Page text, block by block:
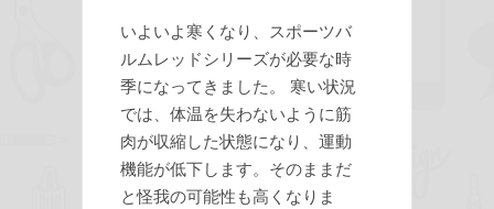
いよいよ寒くなり、スポーツバ
ルムレッドシリーズが必要な時
季になってきました。 寒い状況
では、体温を失わないように筋
肉が収縮した状態になり、運動
機能が低下します。そのままだ
と怪我の可能性も高くなりま